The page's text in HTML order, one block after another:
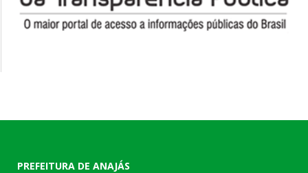
PREFEITURA DE ANAJÁS